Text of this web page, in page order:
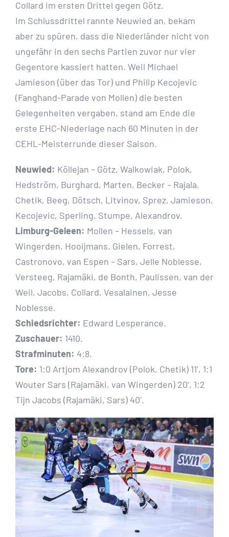
Collard im ersten Drittel gegen Götz.
Im Schlussdrittel rannte Neuwied an, bekam
aber zu spüren, dass die Niederländer nicht von
ungefähr in den sechs Partien zuvor nur vier
Gegentore kassiert hatten. Weil Michael
Jamieson (über das Tor) und Philip Kecojevic
(Fanghand-Parade von Mollen) die besten
Gelegenheiten vergaben, stand am Ende die
erste EHC-Niederlage nach 60 Minuten in der
CEHL-Meisterrunde dieser Saison.
Neuwied: Köllejan – Götz, Walkowiak, Polok,
Hedström, Burghard, Marten, Becker – Rajala,
Chetik, Beeg, Dötsch, Litvinov, Sprez, Jamieson,
Kecojevic, Sperling, Stumpe, Alexandrov.
Limburg-Geleen: Mollen – Hessels, van
Wingerden, Hooijmans, Gielen, Forrest,
Castronovo, van Espen – Sars, Jelle Noblesse,
Versteeg, Rajamäki, de Bonth, Paulissen, van der
Weil, Jacobs, Collard, Vesalainen, Jesse
Noblesse.
Schiedsrichter: Edward Lesperance.
Zuschauer: 1410.
Strafminuten: 4:8.
Tore: 1:0 Artjom Alexandrov (Polok, Chetik) 11‘, 1:1
Wouter Sars (Rajamäki, van Wingerden) 20‘, 1:2
Tijn Jacobs (Rajamäki, Sars) 40‘.